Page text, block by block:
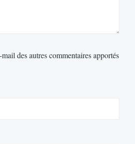
des autres commentaires apportés